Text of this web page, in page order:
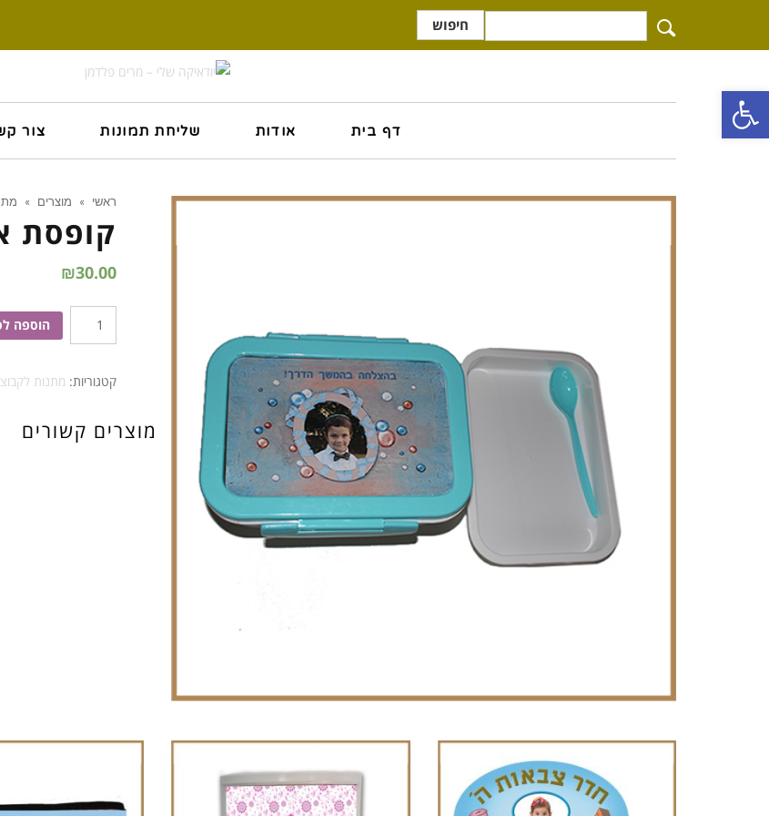
חיפוש
דף בית אודות שליחת תמונות צור
ראשי » מוצרים »
קופסת
₪30.00
כמות
של
אוכל
הוספה
קטגוריות: מתנות
מוצרים קשורים
פתח סרגל נגישות